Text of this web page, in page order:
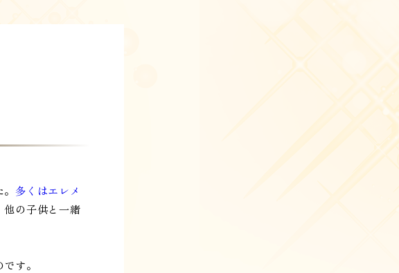
多くはエレメ
他の子供と一緒
す。